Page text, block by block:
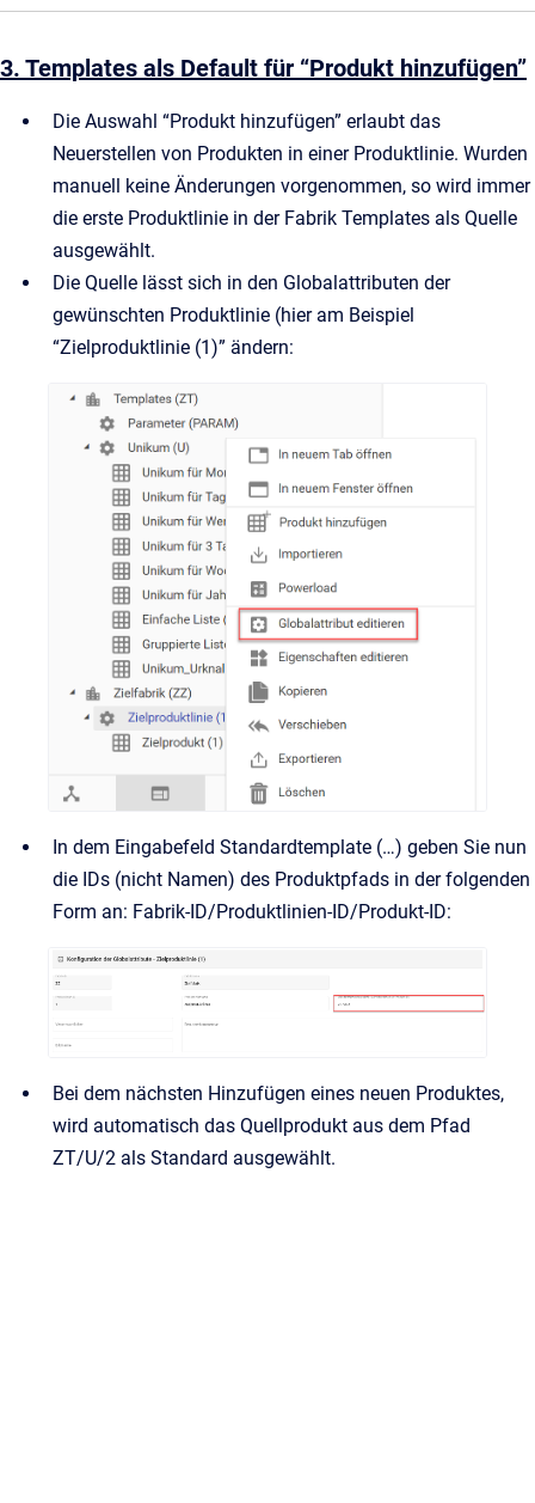
3. Templates als Default für “Produkt hinzufügen”
Die Auswahl “Produkt hinzufügen” erlaubt das
Neuerstellen von Produkten in einer Produktlinie. Wurden
manuell keine Änderungen vorgenommen, so wird immer
die erste Produktlinie in der Fabrik Templates als Quelle
ausgewählt.
Die Quelle lässt sich in den Globalattributen der
gewünschten Produktlinie (hier am Beispiel
“Zielproduktlinie (1)” ändern:
In dem Eingabefeld Standardtemplate (…) geben Sie nun
die IDs (nicht Namen) des Produktpfads in der folgenden
Form an: Fabrik-ID/Produktlinien-ID/Produkt-ID:
Bei dem nächsten Hinzufügen eines neuen Produktes,
wird automatisch das Quellprodukt aus dem Pfad
ZT/U/2 als Standard ausgewählt.